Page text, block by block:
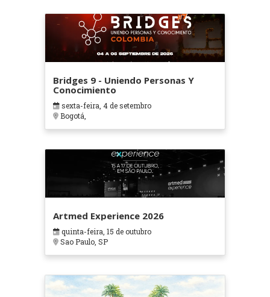
Bridges 9 - Uniendo Personas Y
Conocimiento
sexta-feira, 4 de setembro
Bogotá,
Artmed Experience 2026
quinta-feira, 15 de outubro
Sao Paulo, SP